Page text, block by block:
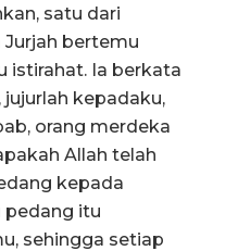
satu dari
bertemu
istirahat. Ia berkata
jujurlah kepadaku,
orang merdeka
Allah telah
kepada
pedang itu
sehingga setiap